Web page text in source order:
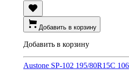
Добавить в корзину
Добавить в корзину
Austone SP-102 195/80R15C